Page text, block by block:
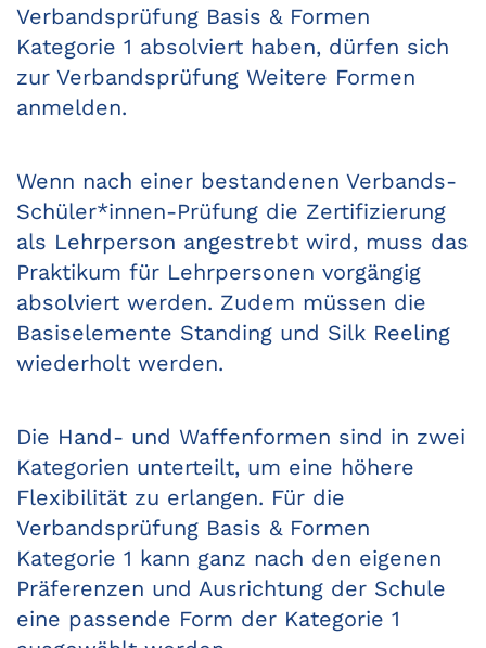
Verbandsprüfung Basis & Formen
Kategorie 1 absolviert haben, dürfen sich
zur Verbandsprüfung Weitere Formen
anmelden.
Wenn nach einer bestandenen Verbands-
Schüler*innen-Prüfung die Zertifizierung
als Lehrperson angestrebt wird, muss das
Praktikum für Lehrpersonen vorgängig
absolviert werden. Zudem müssen die
Basiselemente Standing und Silk Reeling
wiederholt werden.
Die Hand- und Waffenformen sind in zwei
Kategorien unterteilt, um eine höhere
Flexibilität zu erlangen. Für die
Verbandsprüfung Basis & Formen
Kategorie 1 kann ganz nach den eigenen
Präferenzen und Ausrichtung der Schule
eine passende Form der Kategorie 1